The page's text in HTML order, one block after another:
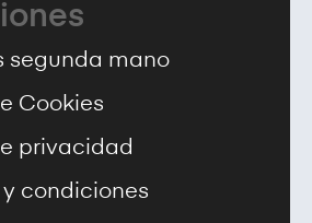
segunda mano
Cookies
privacidad
y condiciones